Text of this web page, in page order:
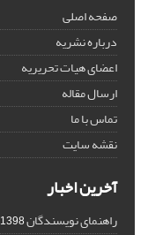
صفحه اصلی
درباره نشریه
اعضای هیات تحریریه
ارسال مقاله
تماس با ما
نقشه سایت
آخرین اخبار
راهنمای نویسندگان1398-03-23